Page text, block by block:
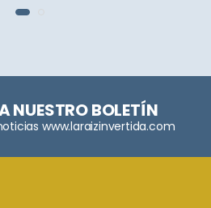
NUESTRO BOLETÍN
www.laraizinvertida.com